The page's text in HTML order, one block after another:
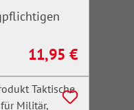
Regulärer Preis:
11,95 €